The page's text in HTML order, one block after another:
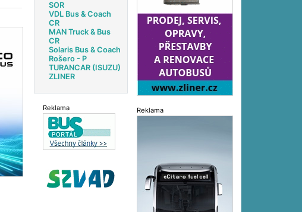
SOR
VDL Bus & Coach
CR
MAN Truck & Bus
CR
Solaris Bus & Coach
Rošero - P
TURANCAR (ISUZU)
ZLINER
Reklama Reklama